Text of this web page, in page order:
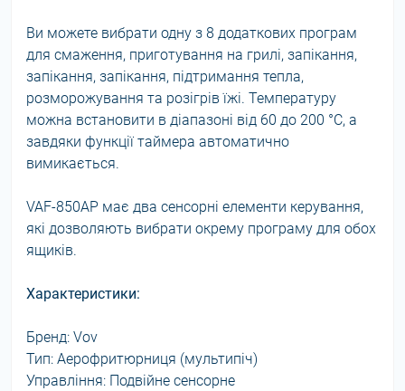
Ви можете вибрати одну з 8 додаткових програм
для смаження, приготування на грилі, запікання,
запікання, запікання, підтримання тепла,
розморожування та розігрів їжі. Температуру
можна встановити в діапазоні від 60 до 200 °C, а
завдяки функції таймера автоматично
вимикається.
VAF-850AP має два сенсорні елементи керування,
які дозволяють вибрати окрему програму для обох
ящиків.
Характеристики:
Бренд: Vov
Тип: Аерофритюрниця (мультипіч)
Управління: Подвійне сенсорне